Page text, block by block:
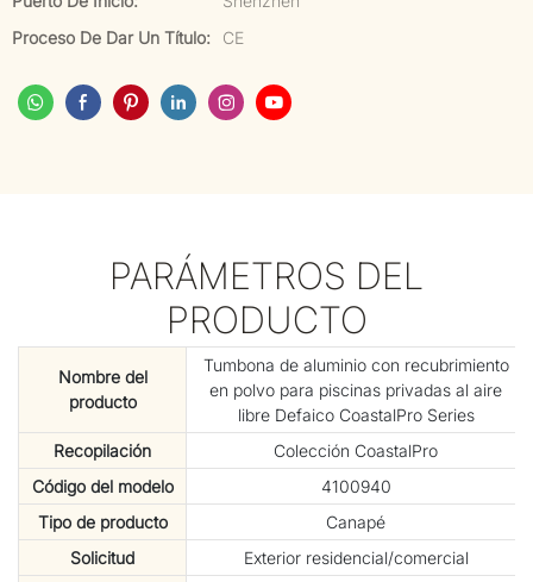
Proceso De Dar Un Título:
CE
PARÁMETROS DEL
PRODUCTO
Nombre del
producto
Tumbona de aluminio con recubrimiento
en polvo para piscinas privadas al aire
libre Defaico CoastalPro Series
Recopilación
Colección CoastalPro
Código del modelo
4100940
Tipo de producto
Canapé
Solicitud
Exterior residencial/comercial